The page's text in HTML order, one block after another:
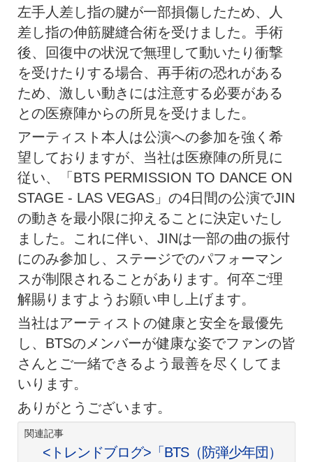
左手人差し指の腱が一部損傷したため、人
差し指の伸筋腱縫合術を受けました。手術
後、回復中の状況で無理して動いたり衝撃
を受けたりする場合、再手術の恐れがある
ため、激しい動きには注意する必要がある
との医療陣からの所見を受けました。
アーティスト本人は公演への参加を強く希
望しておりますが、当社は医療陣の所見に
従い、「BTS PERMISSION TO DANCE ON
STAGE - LAS VEGAS」の4日間の公演でJIN
の動きを最小限に抑えることに決定いたし
ました。これに伴い、JINは一部の曲の振付
にのみ参加し、ステージでのパフォーマン
スが制限されることがあります。何卒ご理
解賜りますようお願い申し上げます。
当社はアーティストの健康と安全を最優先
し、BTSのメンバーが健康な姿でファンの皆
さんとご一緒できるよう最善を尽くしてま
いります。
ありがとうございます。
関連記事
<トレンドブログ>「BTS（防弾少年団）